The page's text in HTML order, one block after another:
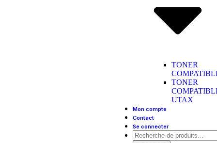
TONER
TONER
UTAX
Mon compte
Contact
Se connecter